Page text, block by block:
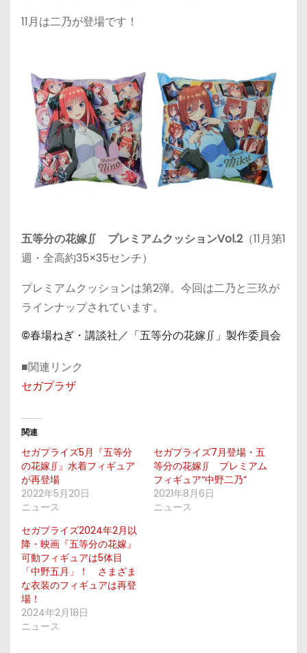
11月は二乃が登場です！
五等分の花嫁∬ プレミアムクッションVol.2（11月第1
週・全高約35×35センチ）
プレミアムクッションは第2弾。今回は二乃と三玖が
ラインナップされています。
©春場ねぎ・講談社／「五等分の花嫁∬」製作委員会
■関連リンク
セガプラザ
関連
セガプライズ5月『五等分
の花嫁∬』水着フィギュア
が再登場
2022年5月20日
ニュース
セガプライズ7月登場・五
等分の花嫁∬ プレミアム
フィギュア“中野二乃”
2021年8月6日
ニュース
セガプライズ2024年2月以
降・映画『五等分の花嫁』
可動フィギュアは5体目
「中野五月」！ さまざま
な衣装のフィギュアは再登
場！
2024年2月18日
ニュース